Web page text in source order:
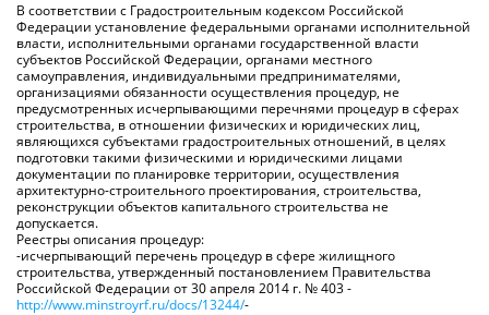
В соответствии с Градостроительным кодексом Российской
Федерации установление федеральными органами исполнительной
власти, исполнительными органами государственной власти
субъектов Российской Федерации, органами местного
самоуправления, индивидуальными предпринимателями,
организациями обязанности осуществления процедур, не
предусмотренных исчерпывающими перечнями процедур в сферах
строительства, в отношении физических и юридических лиц,
являющихся субъектами градостроительных отношений, в целях
подготовки такими физическими и юридическими лицами
документации по планировке территории, осуществления
архитектурно-строительного проектирования, строительства,
реконструкции объектов капитального строительства не
допускается.
Реестры описания процедур:
-исчерпывающий перечень процедур в сфере жилищного
строительства, утвержденный постановлением Правительства
Российской Федерации от 30 апреля 2014 г. № 403 -
http://www.minstroyrf.ru/docs/13244/-